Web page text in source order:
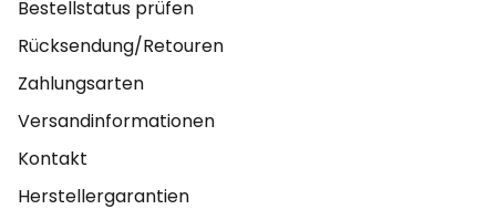
Bestellstatus prüfen
Rücksendung/Retouren
Zahlungsarten
Versandinformationen
Kontakt
Herstellergarantien